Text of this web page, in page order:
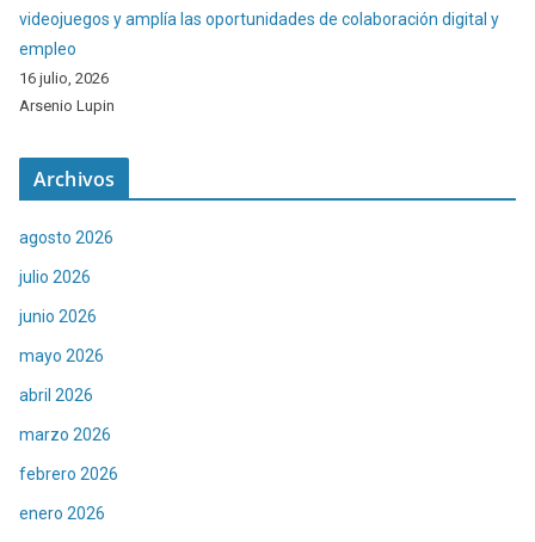
videojuegos y amplía las oportunidades de colaboración digital y
empleo
16 julio, 2026
Arsenio Lupin
Archivos
agosto 2026
julio 2026
junio 2026
mayo 2026
abril 2026
marzo 2026
febrero 2026
enero 2026